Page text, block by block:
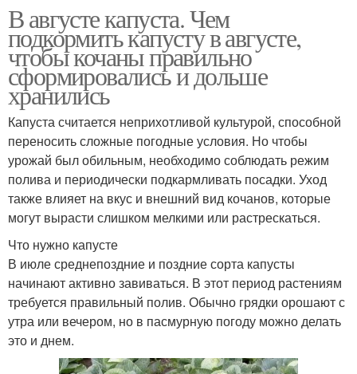
Калийно-фосфорные
удобрения
Удобрения для томатов
Удобрение для овощей Удобрения в граммах
Удобрения в почву Азотные удобрения
В августе капуста. Чем
подкормить капусту в августе,
чтобы кочаны правильно
сформировались и дольше
хранились
Капуста считается неприхотливой культурой, способной
переносить сложные погодные условия. Но чтобы
урожай был обильным, необходимо соблюдать режим
полива и периодически подкармливать посадки. Уход
также влияет на вкус и внешний вид кочанов, которые
могут вырасти слишком мелкими или растрескаться.
Что нужно капусте
В июле среднепоздние и поздние сорта капусты
начинают активно завиваться. В этот период растениям
требуется правильный полив. Обычно грядки орошают с
утра или вечером, но в пасмурную погоду можно делать
это и днем.